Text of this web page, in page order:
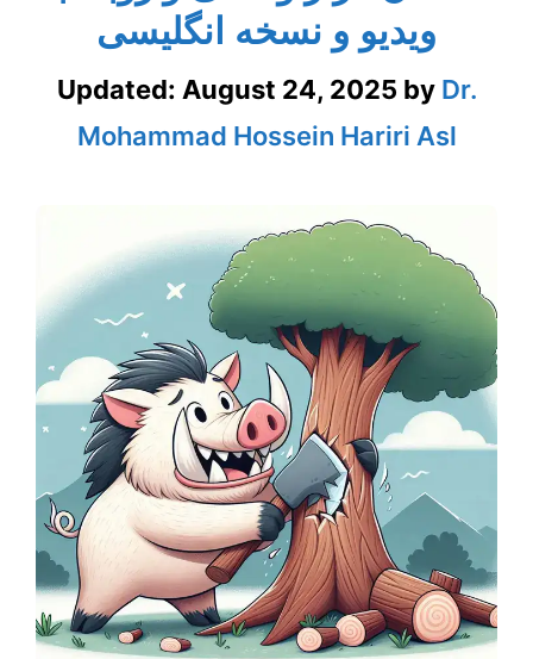
ویدیو و نسخه انگلیسی
Updated: August 24, 2025 by Dr.
Mohammad Hossein Hariri Asl